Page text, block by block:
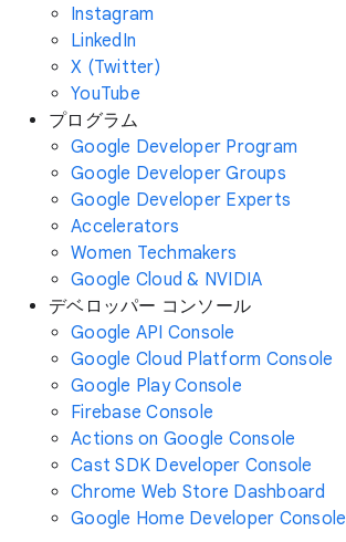
Instagram
LinkedIn
X (Twitter)
YouTube
プログラム
Google Developer Program
Google Developer Groups
Google Developer Experts
Accelerators
Women Techmakers
Google Cloud & NVIDIA
デベロッパー コンソール
Google API Console
Google Cloud Platform Console
Google Play Console
Firebase Console
Actions on Google Console
Cast SDK Developer Console
Chrome Web Store Dashboard
Google Home Developer Console